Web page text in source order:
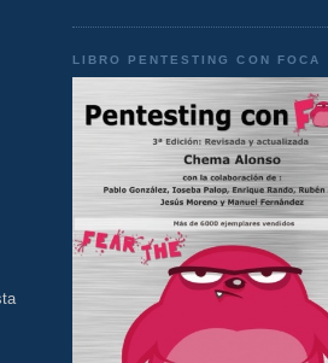
LIBRO PENTESTING CON FOCA